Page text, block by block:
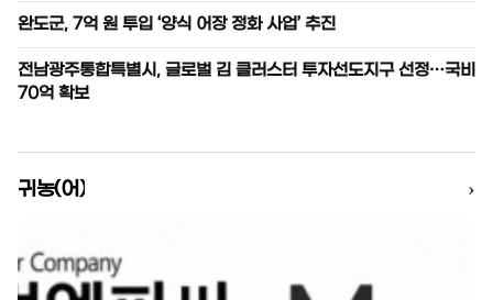
완도군, 7억 원 투입 ‘양식 어장 정화 사업’ 추진
전남광주통합특별시, 글로벌 김 클러스터 투자선도지구 선정…국비
70억 확보
귀농(어) ›